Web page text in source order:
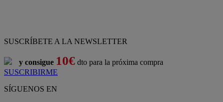
SUSCRÍBETE A LA NEWSLETTER
y consigue 10€ dto para la próxima compra
SUSCRIBIRME
SÍGUENOS EN